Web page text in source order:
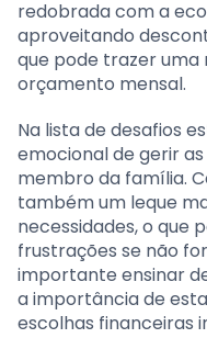
redobrada com a
aproveitando
que pode trazer
orçamento mensal.
Na lista de desafios
emocional de gerir
membro da família.
também um leque
necessidades, o que
frustrações se não
importante ensinar
a importância de
escolhas financeiras